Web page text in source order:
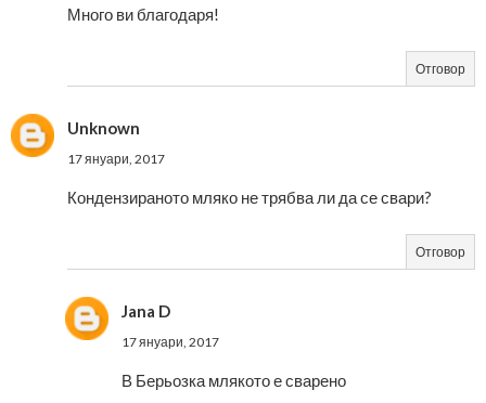
Много ви благодаря!
Отговор
Unknown
17 януари, 2017
Кондензираното мляко не трябва ли да се свари?
Отговор
Jana D
17 януари, 2017
В Берьозка млякото е сварено